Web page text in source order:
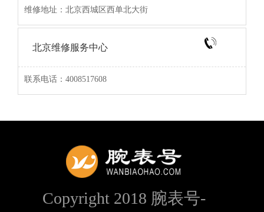
维修地址：北京西城区西单北大街
北京维修服务中心
联系电话：4008517608
Copyright 2018 腕表号-